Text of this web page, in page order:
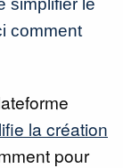
simplifier le
comment
la création
pour